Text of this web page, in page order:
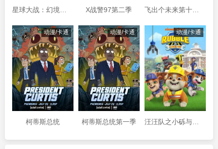
X战警97第二季 飞出个未来第十四季
动漫/卡通
柯蒂斯总统
动漫/卡通
柯蒂斯总统第一季
动漫/卡通
汪汪队之小砾与工程家族第三季